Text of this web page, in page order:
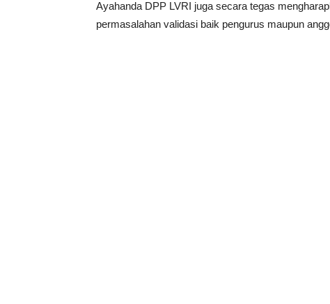
Ayahanda DPP LVRI juga secara tegas
permasalahan validasi baik pengurus maupun